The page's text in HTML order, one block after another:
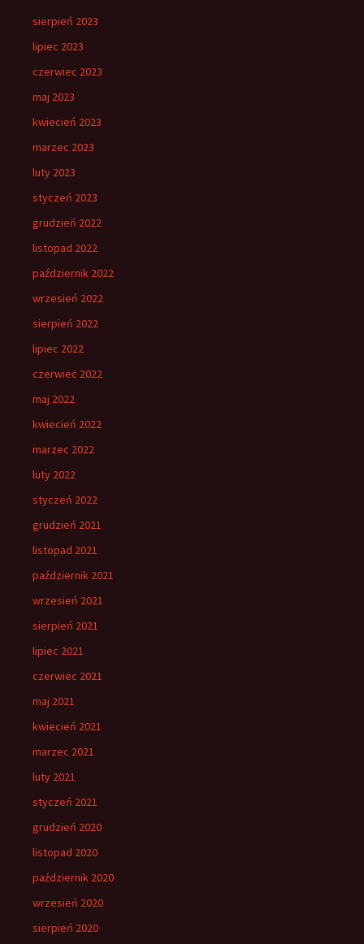
sierpień 2023
lipiec 2023
czerwiec 2023
maj 2023
kwiecień 2023
marzec 2023
luty 2023
styczeń 2023
grudzień 2022
listopad 2022
październik 2022
wrzesień 2022
sierpień 2022
lipiec 2022
czerwiec 2022
maj 2022
kwiecień 2022
marzec 2022
luty 2022
styczeń 2022
grudzień 2021
listopad 2021
październik 2021
wrzesień 2021
sierpień 2021
lipiec 2021
czerwiec 2021
maj 2021
kwiecień 2021
marzec 2021
luty 2021
styczeń 2021
grudzień 2020
listopad 2020
październik 2020
wrzesień 2020
sierpień 2020